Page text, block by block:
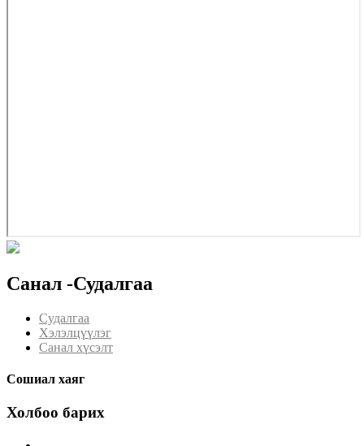
Санал -Судалгаа
Судалгаа
Хэлэлцүүлэг
Санал хүсэлт
Сошиал хаяг
Холбоо барих